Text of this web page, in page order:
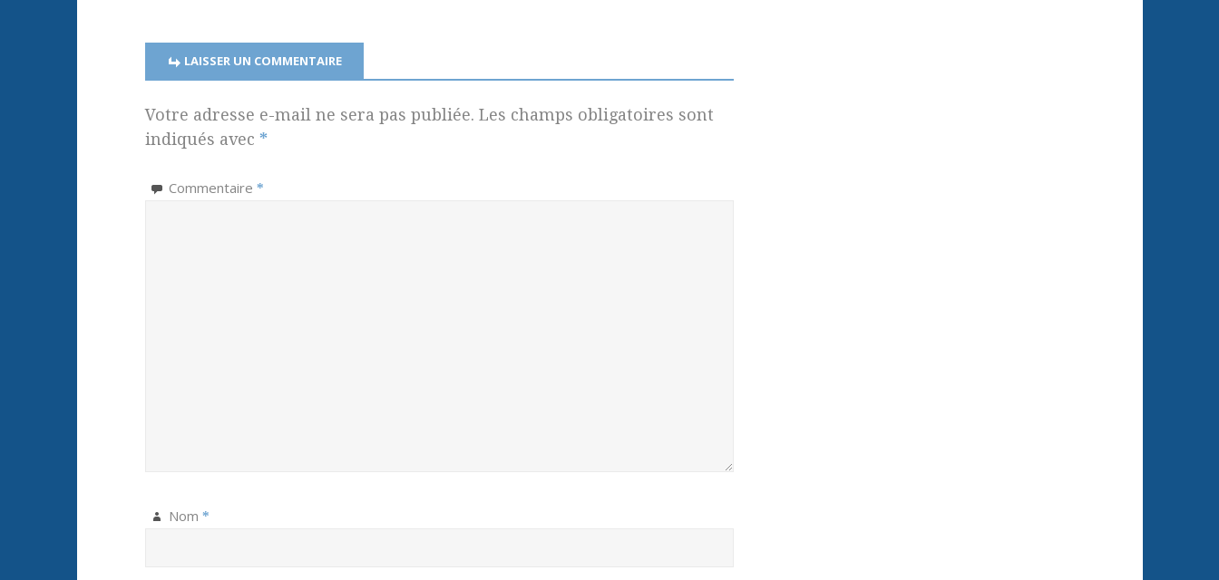
LAISSER UN COMMENTAIRE
Votre adresse e-mail ne sera pas publiée. Les champs obligatoires sont
indiqués avec *
Commentaire *
Nom *